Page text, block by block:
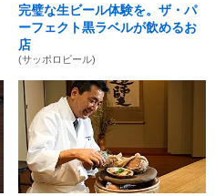
完璧な生ビール体験を。ザ・パ
ーフェクト黒ラベルが飲めるお
店
(サッポロビール)